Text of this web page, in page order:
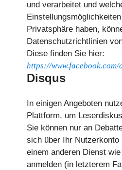
und verarbeitet und
Privatsphäre haben,
Datenschutzrichtlinien
Diese finden Sie hier:
https://
Disqus
In einigen Angeboten
Plattform, um
Sie können nur an
sich über Ihr
einem anderen Dienst
anmelden (in letzterem